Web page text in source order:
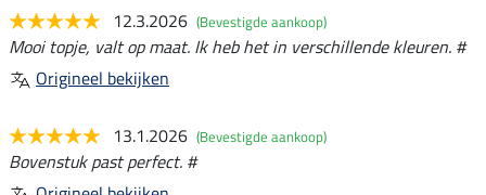
12.3.2026 (Bevestigde aankoop)
Mooi topje, valt op maat. Ik heb het in verschillende kleuren. #
Origineel bekijken
13.1.2026 (Bevestigde aankoop)
Bovenstuk past perfect. #